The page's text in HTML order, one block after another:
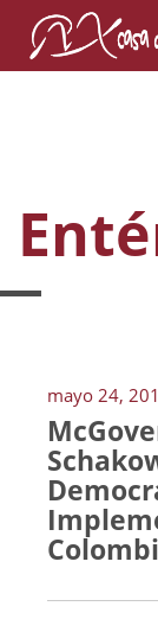
mayo 24,